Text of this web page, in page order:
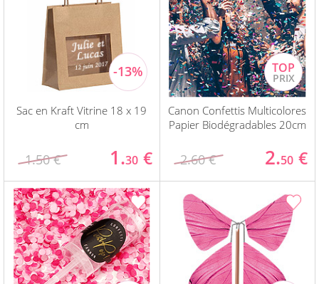
Sac en Kraft Vitrine 18 x 19
cm
1.50 € 1.30 €
Canon Confettis Multicolores
Papier Biodégradables 20cm
2.60 € 2.50 €